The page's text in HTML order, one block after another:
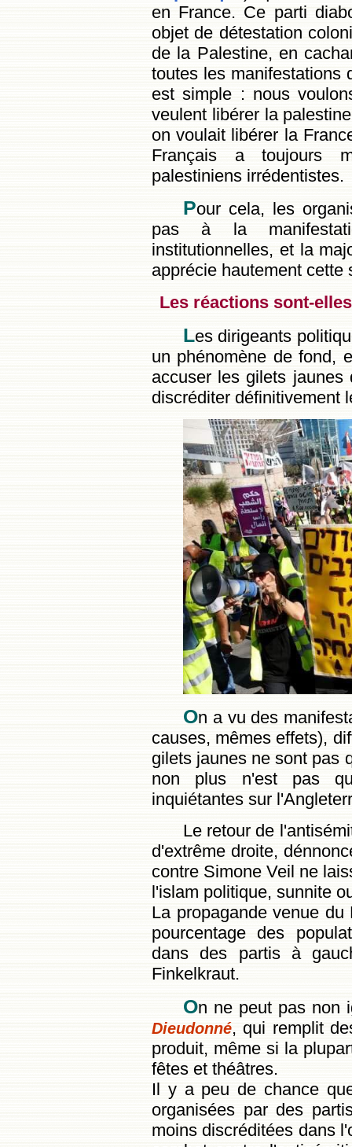
en France. Ce parti
objet de détestation
de la Palestine, en
toutes les manifestations
est simple : nous
veulent libérer la
on voulait libérer la
Français a toujours
palestiniens irrédentistes.
Pour cela, les
pas à la
institutionnelles, et la
apprécie hautement cette
Les réactions sont-
Les dirigeants
un phénomène de fond,
accuser les gilets
discréditer définitivement
On a vu des
causes, mêmes effets),
gilets jaunes ne sont pas
non plus n'est pas
inquiétantes sur
Le retour de
d'extrême droite,
contre Simone Veil ne
l'islam politique, sunnite
La propagande venue
pourcentage des
dans des partis à
Finkelkraut.
On ne peut pas non
Dieudonné, qui remplit
produit, même si la
fêtes et théâtres.
Il y a peu de chance
organisées par des
moins discréditées dans